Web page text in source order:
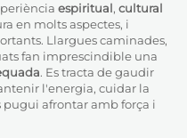
espiritual, cultural
en molts aspectes, i
Llargues caminades,
fan imprescindible una
. Es tracta de gaudir
l'energia, cuidar la
pugui afrontar amb força i